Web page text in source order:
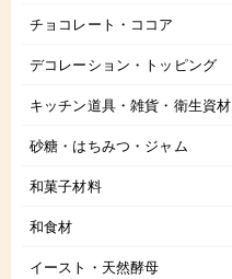
チョコレート・ココア
デコレーション・トッピング
キッチン道具・雑貨・衛生資材
砂糖・はちみつ・ジャム
和菓子材料
和食材
イースト・天然酵母